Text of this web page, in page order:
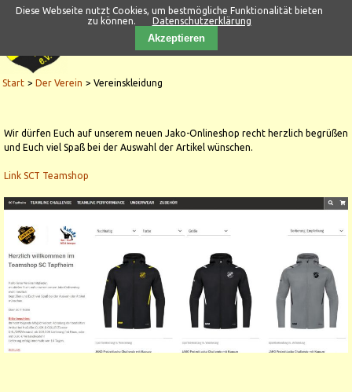
Start Der Verein Vereinskleidung
Wir dürfen Euch auf unserem neuen Jako-Onlineshop recht herzlich begrüßen
und Euch viel Spaß bei der Auswahl der Artikel wünschen.
Link SCT Teamshop
Diese Webseite nutzt Cookies, um bestmögliche Funktionalität bieten
zu können.
Datenschutzerklärung
Akzeptieren